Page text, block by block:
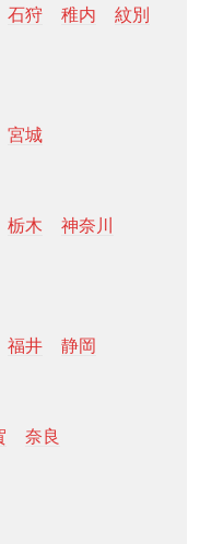
石狩 稚内
紋別
宮城
栃木
神奈川
福井 静岡
奈良